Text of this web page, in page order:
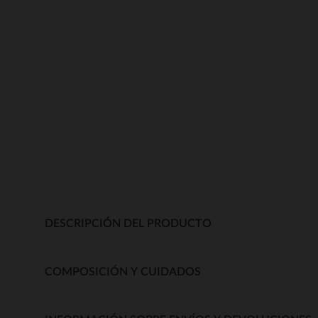
DESCRIPCIÓN DEL PRODUCTO
COMPOSICIÓN Y CUIDADOS